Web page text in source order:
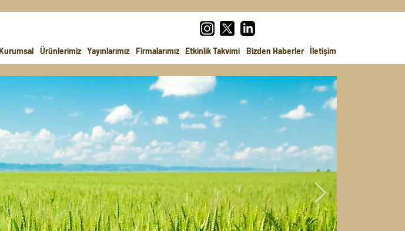
Ürünlerimiz Yayınlarımız Firmalarımız Etkinlik Takvimi Bizden Haberler İletişim